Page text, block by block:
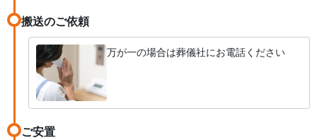
搬送のご依頼
万が一の場合は葬儀社にお電話ください
ご安置